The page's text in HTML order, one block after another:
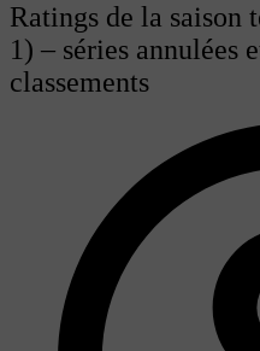
Ratings de la saison
1) – séries annulées
classements